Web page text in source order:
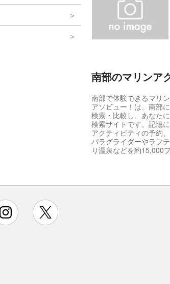
南部のマリンア
南部で体験できるマリ
アソビュー！は、南部
検索・比較し、あなた
検索サイトです。記憶
アクティビティの予約
パラグライダーやラフ
り温泉などを約15,000
instagram